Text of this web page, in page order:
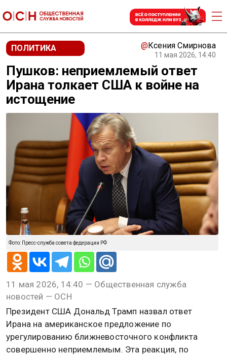
ПОЛИТИКА @Ксения Смирнова
11 мая 2026, 14:40
Пушков: неприемлемый ответ
Ирана толкает США к войне на
истощение
Фото: Пресс-служба совета федерации РФ
11 мая 2026, 14:40 — Общественная служба
новостей — ОСН
Президент США Дональд Трамп назвал ответ
Ирана на американское предложение по
урегулированию ближневосточного конфликта
совершенно неприемлемым. Эта реакция, по